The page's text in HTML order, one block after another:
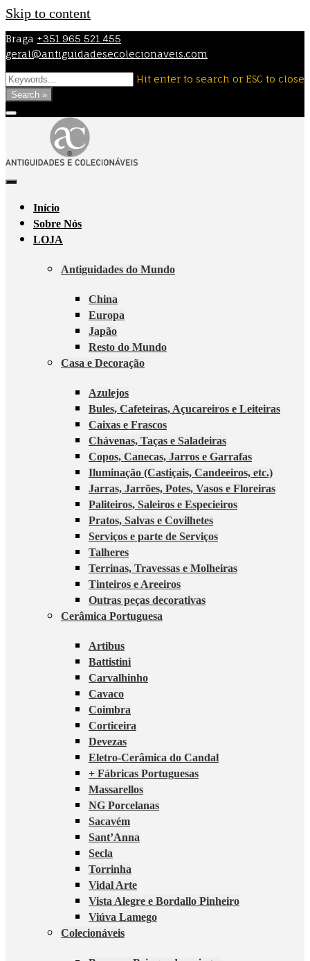
Skip to content
Braga +351 965 521 455
geral@antiguidadesecolecionaveis.com
Hit enter to search or ESC to close
Search »
Início
Sobre Nós
LOJA
Antiguidades do Mundo
China
Europa
Japão
Resto do Mundo
Casa e Decoração
Azulejos
Bules, Cafeteiras, Açucareiros e Leiteiras
Caixas e Frascos
Chávenas, Taças e Saladeiras
Copos, Canecas, Jarros e Garrafas
Iluminação (Castiçais, Candeeiros, etc.)
Jarras, Jarrões, Potes, Vasos e Floreiras
Paliteiros, Saleiros e Especieiros
Pratos, Salvas e Covilhetes
Serviços e parte de Serviços
Talheres
Terrinas, Travessas e Molheiras
Tinteiros e Areeiros
Outras peças decorativas
Cerâmica Portuguesa
Artibus
Battistini
Carvalhinho
Cavaco
Coimbra
Corticeira
Devezas
Eletro-Cerâmica do Candal
+ Fábricas Portuguesas
Massarellos
NG Porcelanas
Sacavém
Sant’Anna
Secla
Torrinha
Vidal Arte
Vista Alegre e Bordallo Pinheiro
Viúva Lamego
Colecionáveis